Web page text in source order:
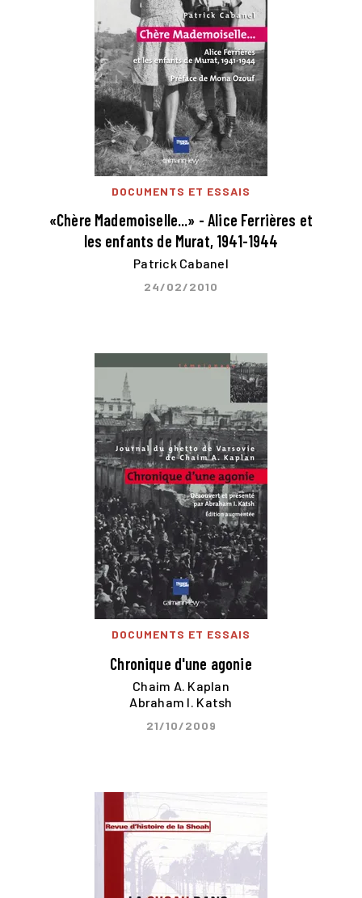
DOCUMENTS ET ESSAIS
«Chère Mademoiselle...» - Alice Ferrières et
les enfants de Murat, 1941-1944
Patrick Cabanel
24/02/2010
DOCUMENTS ET ESSAIS
Chronique d'une agonie
Chaim A. Kaplan
Abraham I. Katsh
21/10/2009